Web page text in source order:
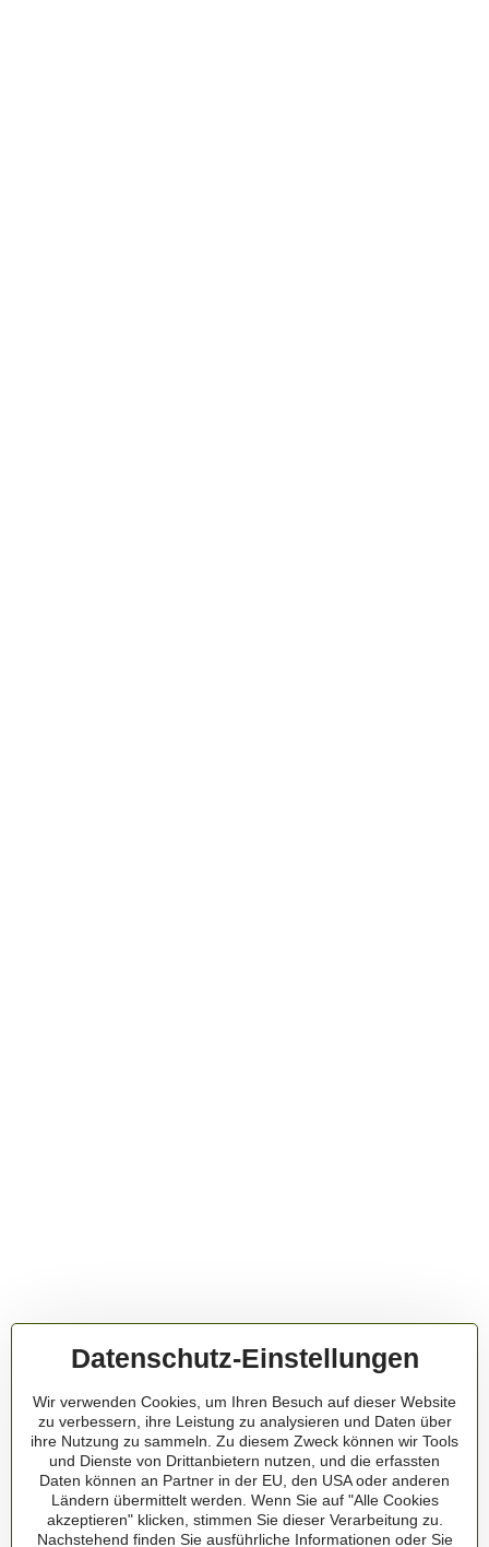
Datenschutz-Einstellungen
Wir verwenden Cookies, um Ihren Besuch auf dieser Website
zu verbessern, ihre Leistung zu analysieren und Daten über
ihre Nutzung zu sammeln. Zu diesem Zweck können wir Tools
und Dienste von Drittanbietern nutzen, und die erfassten
Daten können an Partner in der EU, den USA oder anderen
Ländern übermittelt werden. Wenn Sie auf "Alle Cookies
akzeptieren" klicken, stimmen Sie dieser Verarbeitung zu.
Nachstehend finden Sie ausführliche Informationen oder Sie